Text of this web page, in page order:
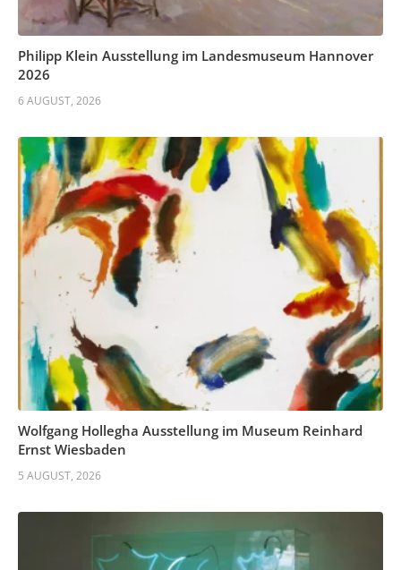
Philipp Klein Ausstellung im Landesmuseum Hannover
2026
6 AUGUST, 2026
Wolfgang Hollegha Ausstellung im Museum Reinhard
Ernst Wiesbaden
5 AUGUST, 2026